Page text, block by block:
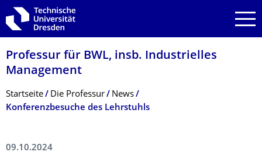
Zur Hauptnavigation springen
Zur Suche springen
Zum Inhalt springen
Professur für BWL, insb. Industrielles
Management
Breadcrumb-Menü
Startseite Die Professur
News
Konferenzbesuche des Lehrstuhls
09.10.2024